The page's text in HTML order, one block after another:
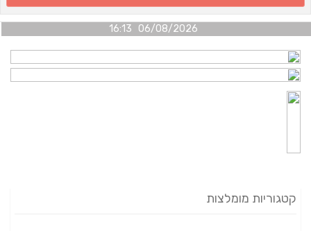
06/08/2026 16:13
קטגוריות מומלצות